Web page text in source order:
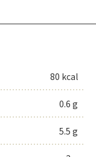
80 kcal
0.6 g
5.5 g